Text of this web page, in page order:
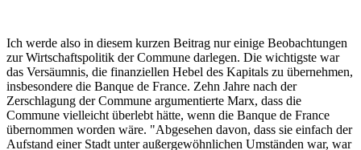
Ich werde also in diesem kurzen Beitrag nur einige Beobachtungen
zur Wirtschaftspolitik der Commune darlegen. Die wichtigste war
das Versäumnis, die finanziellen Hebel des Kapitals zu übernehmen,
insbesondere die Banque de France. Zehn Jahre nach der
Zerschlagung der Commune argumentierte Marx, dass die
Commune vielleicht überlebt hätte, wenn die Banque de France
übernommen worden wäre. "Abgesehen davon, dass sie einfach der
Aufstand einer Stadt unter außergewöhnlichen Umständen war, war